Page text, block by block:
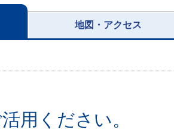
地図・アクセス
用ください。